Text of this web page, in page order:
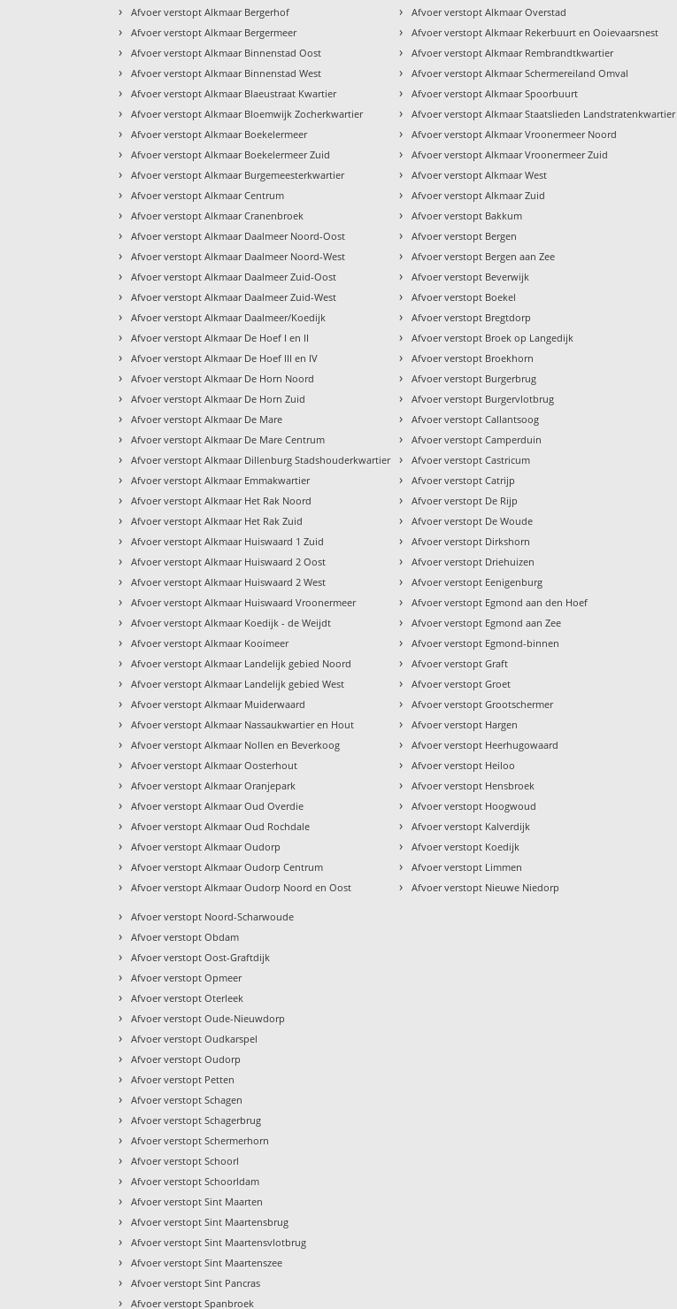
› Afvoer verstopt Alkmaar Bergerhof
› Afvoer verstopt Alkmaar Bergermeer
› Afvoer verstopt Alkmaar Binnenstad Oost
› Afvoer verstopt Alkmaar Binnenstad West
› Afvoer verstopt Alkmaar Blaeustraat Kwartier
› Afvoer verstopt Alkmaar Bloemwijk Zocherkwartier
› Afvoer verstopt Alkmaar Boekelermeer
› Afvoer verstopt Alkmaar Boekelermeer Zuid
› Afvoer verstopt Alkmaar Burgemeesterkwartier
› Afvoer verstopt Alkmaar Centrum
› Afvoer verstopt Alkmaar Cranenbroek
› Afvoer verstopt Alkmaar Daalmeer Noord-Oost
› Afvoer verstopt Alkmaar Daalmeer Noord-West
› Afvoer verstopt Alkmaar Daalmeer Zuid-Oost
› Afvoer verstopt Alkmaar Daalmeer Zuid-West
› Afvoer verstopt Alkmaar Daalmeer/Koedijk
› Afvoer verstopt Alkmaar De Hoef I en II
› Afvoer verstopt Alkmaar De Hoef III en IV
› Afvoer verstopt Alkmaar De Horn Noord
› Afvoer verstopt Alkmaar De Horn Zuid
› Afvoer verstopt Alkmaar De Mare
› Afvoer verstopt Alkmaar De Mare Centrum
› Afvoer verstopt Alkmaar Dillenburg Stadshouderkwartier
› Afvoer verstopt Alkmaar Emmakwartier
› Afvoer verstopt Alkmaar Het Rak Noord
› Afvoer verstopt Alkmaar Het Rak Zuid
› Afvoer verstopt Alkmaar Huiswaard 1 Zuid
› Afvoer verstopt Alkmaar Huiswaard 2 Oost
› Afvoer verstopt Alkmaar Huiswaard 2 West
› Afvoer verstopt Alkmaar Huiswaard Vroonermeer
› Afvoer verstopt Alkmaar Koedijk - de Weijdt
› Afvoer verstopt Alkmaar Kooimeer
› Afvoer verstopt Alkmaar Landelijk gebied Noord
› Afvoer verstopt Alkmaar Landelijk gebied West
› Afvoer verstopt Alkmaar Muiderwaard
› Afvoer verstopt Alkmaar Nassaukwartier en Hout
› Afvoer verstopt Alkmaar Nollen en Beverkoog
› Afvoer verstopt Alkmaar Oosterhout
› Afvoer verstopt Alkmaar Oranjepark
› Afvoer verstopt Alkmaar Oud Overdie
› Afvoer verstopt Alkmaar Oud Rochdale
› Afvoer verstopt Alkmaar Oudorp
› Afvoer verstopt Alkmaar Oudorp Centrum
› Afvoer verstopt Alkmaar Oudorp Noord en Oost
› Afvoer verstopt Alkmaar Overstad
› Afvoer verstopt Alkmaar Rekerbuurt en Ooievaarsnest
› Afvoer verstopt Alkmaar Rembrandtkwartier
› Afvoer verstopt Alkmaar Schermereiland Omval
› Afvoer verstopt Alkmaar Spoorbuurt
› Afvoer verstopt Alkmaar Staatslieden Landstratenkwartier
› Afvoer verstopt Alkmaar Vroonermeer Noord
› Afvoer verstopt Alkmaar Vroonermeer Zuid
› Afvoer verstopt Alkmaar West
› Afvoer verstopt Alkmaar Zuid
› Afvoer verstopt Bakkum
› Afvoer verstopt Bergen
› Afvoer verstopt Bergen aan Zee
› Afvoer verstopt Beverwijk
› Afvoer verstopt Boekel
› Afvoer verstopt Bregtdorp
› Afvoer verstopt Broek op Langedijk
› Afvoer verstopt Broekhorn
› Afvoer verstopt Burgerbrug
› Afvoer verstopt Burgervlotbrug
› Afvoer verstopt Callantsoog
› Afvoer verstopt Camperduin
› Afvoer verstopt Castricum
› Afvoer verstopt Catrijp
› Afvoer verstopt De Rijp
› Afvoer verstopt De Woude
› Afvoer verstopt Dirkshorn
› Afvoer verstopt Driehuizen
› Afvoer verstopt Eenigenburg
› Afvoer verstopt Egmond aan den Hoef
› Afvoer verstopt Egmond aan Zee
› Afvoer verstopt Egmond-binnen
› Afvoer verstopt Graft
› Afvoer verstopt Groet
› Afvoer verstopt Grootschermer
› Afvoer verstopt Hargen
› Afvoer verstopt Heerhugowaard
› Afvoer verstopt Heiloo
› Afvoer verstopt Hensbroek
› Afvoer verstopt Hoogwoud
› Afvoer verstopt Kalverdijk
› Afvoer verstopt Koedijk
› Afvoer verstopt Limmen
› Afvoer verstopt Nieuwe Niedorp
› Afvoer verstopt Noord-Scharwoude
› Afvoer verstopt Obdam
› Afvoer verstopt Oost-Graftdijk
› Afvoer verstopt Opmeer
› Afvoer verstopt Oterleek
› Afvoer verstopt Oude-Nieuwdorp
› Afvoer verstopt Oudkarspel
› Afvoer verstopt Oudorp
› Afvoer verstopt Petten
› Afvoer verstopt Schagen
› Afvoer verstopt Schagerbrug
› Afvoer verstopt Schermerhorn
› Afvoer verstopt Schoorl
› Afvoer verstopt Schoorldam
› Afvoer verstopt Sint Maarten
› Afvoer verstopt Sint Maartensbrug
› Afvoer verstopt Sint Maartensvlotbrug
› Afvoer verstopt Sint Maartenszee
› Afvoer verstopt Sint Pancras
› Afvoer verstopt Spanbroek